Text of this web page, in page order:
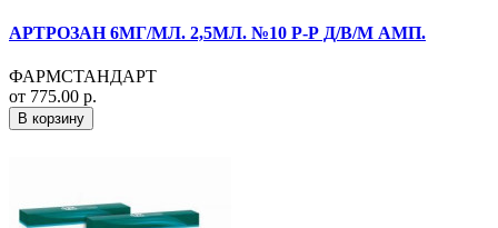
АРТРОЗАН 6МГ/МЛ. 2,5МЛ. №10 Р-Р Д/В/М АМП.
ФАРМСТАНДАРТ
от 775.00 р.
В корзину